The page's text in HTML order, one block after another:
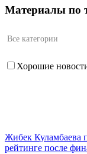
Материалы по
Все категории
Хорошие
Жибек Куламбаева
рейтинге после